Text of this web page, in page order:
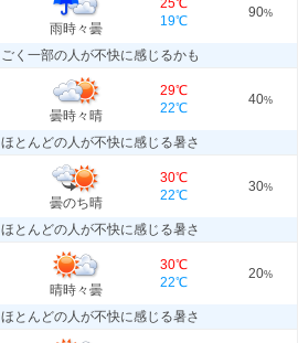
雨時々曇
25℃
19℃
90%
ごく一部の人が不快に感じるかも
曇時々晴
29℃
22℃
40%
ほとんどの人が不快に感じる暑さ
曇のち晴
30℃
22℃
30%
ほとんどの人が不快に感じる暑さ
晴時々曇
30℃
22℃
20%
ほとんどの人が不快に感じる暑さ